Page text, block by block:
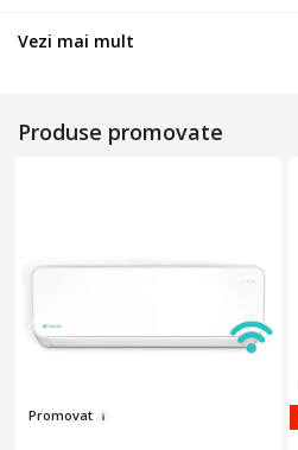
Vezi mai mult
Produse promovate
Promovat